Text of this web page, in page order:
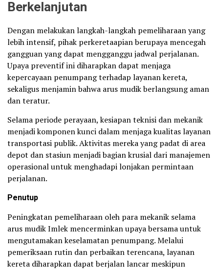
Berkelanjutan
Dengan melakukan langkah-langkah pemeliharaan yang
lebih intensif, pihak perkeretaapian berupaya mencegah
gangguan yang dapat mengganggu jadwal perjalanan.
Upaya preventif ini diharapkan dapat menjaga
kepercayaan penumpang terhadap layanan kereta,
sekaligus menjamin bahwa arus mudik berlangsung aman
dan teratur.
Selama periode perayaan, kesiapan teknisi dan mekanik
menjadi komponen kunci dalam menjaga kualitas layanan
transportasi publik. Aktivitas mereka yang padat di area
depot dan stasiun menjadi bagian krusial dari manajemen
operasional untuk menghadapi lonjakan permintaan
perjalanan.
Penutup
Peningkatan pemeliharaan oleh para mekanik selama
arus mudik Imlek mencerminkan upaya bersama untuk
mengutamakan keselamatan penumpang. Melalui
pemeriksaan rutin dan perbaikan terencana, layanan
kereta diharapkan dapat berjalan lancar meskipun